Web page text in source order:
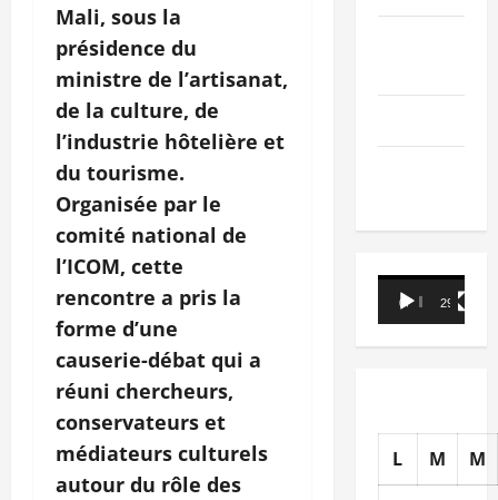
Mali, sous la
présidence du
ministre de l’artisanat,
de la culture, de
l’industrie hôtelière et
du tourisme.
Organisée par le
comité national de
l’ICOM, cette
rencontre a pris la
forme d’une
causerie‑débat qui a
réuni chercheurs,
conservateurs et
médiateurs culturels
autour du rôle des
Lecteur
vidéo
00:00 29:21
L M M